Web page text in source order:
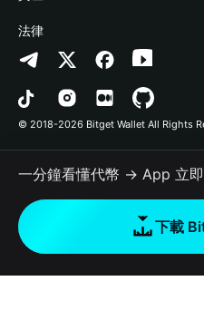
‌聯繫我們
品牌資源
工作機會
Altcoin Season Index
Prediction Markets
DApp
RWA
如何購買加密貨幣
合作上架
授權檢測
合約檢測
批次轉帳
Arbitrum
Avalanche
Bitcoin
Polygon
法律
隱私協議
用戶使用協議
© 2018-2026 Bitget Wallet All Rights
一分鐘看懂代幣 → App 立
下載